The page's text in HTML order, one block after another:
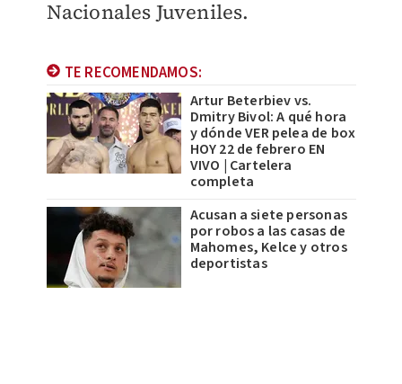
Nacionales Juveniles.
TE RECOMENDAMOS:
Artur Beterbiev vs.
Dmitry Bivol: A qué hora
y dónde VER pelea de box
HOY 22 de febrero EN
VIVO | Cartelera
completa
Acusan a siete personas
por robos a las casas de
Mahomes, Kelce y otros
deportistas